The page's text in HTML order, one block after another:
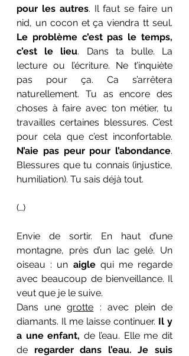
pour les autres. Il faut se faire un
Le problème c’est pas le temps,
c’est le lieu. Dans ta bulle. La
lecture ou l’écriture. Ne t’inquiète
pas pour ça. Ca s’arrêtera
naturellement. Tu as encore des
choses à faire avec ton métier, tu
travailles certaines blessures. C’est
N’aie pas peur pour l’abondance.
Blessures que tu connais (injustice,
humiliation). Tu sais déjà tout.
(…)
Envie de sortir. En haut d’une
montagne, près d’un lac gelé. Un
oiseau : un aigle qui me regarde
avec beaucoup de bienveillance. Il
veut que je le suive.
Dans une grotte : avec plein de
diamants. Il me laisse continuer. Il y
a une enfant, de l’eau. Elle me dit
de regarder dans l’eau. Je suis